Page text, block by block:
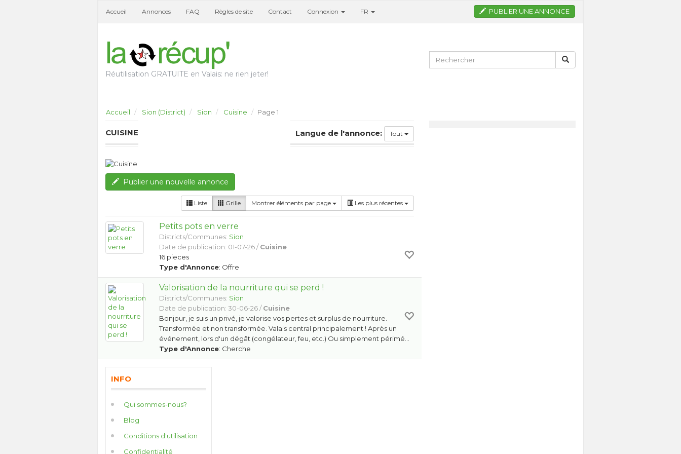
Accueil Annonces FAQ Règles de site Contact Connexion FR PUBLIER UNE ANNONCE
Réutilisation GRATUITE en Valais: ne rien jeter!
Accueil Sion (District) Sion Cuisine Page 1
CUISINE Langue de l'annonce: Tout
Publier une nouvelle annonce
Liste Grille Montrer éléments par page Les plus récentes
Petits pots en verre
Districts/Communes: Sion
Date de publication: 01-07-26 /Cuisine
16 pieces
Type d'Annonce: Offre
Valorisation de la nourriture qui se perd !
Districts/Communes: Sion
Date de publication: 30-06-26 /Cuisine
Bonjour, je suis un privé, je valorise vos pertes et surplus de nourriture.
Transformée et non transformée. Valais central principalement ! Après un
événement, lors d'un dégât (congélateur, feu, etc.) Ou simplement périmé…
Type d'Annonce: Cherche
INFO
Qui sommes-nous?
Blog
Conditions d'utilisation
Confidentialité